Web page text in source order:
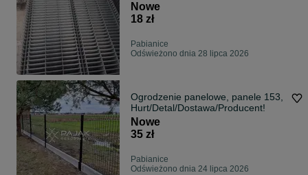
Nowe
18 zł
Pabianice
Odświeżono dnia 28 lipca 2026
Ogrodzenie panelowe, panele 153,
Hurt/Detal/Dostawa/Producent!
Nowe
35 zł
Pabianice
Odświeżono dnia 24 lipca 2026